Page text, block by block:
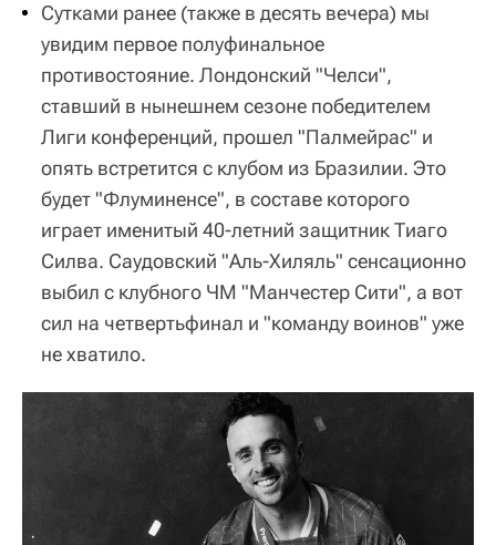
Сутками ранее (также в десять вечера) мы
увидим первое полуфинальное
противостояние. Лондонский "Челси",
ставший в нынешнем сезоне победителем
Лиги конференций, прошел "Палмейрас" и
опять встретится с клубом из Бразилии. Это
будет "Флуминенсе", в составе которого
играет именитый 40-летний защитник Тиаго
Силва. Саудовский "Аль-Хиляль" сенсационно
выбил с клубного ЧМ "Манчестер Сити", а вот
сил на четвертьфинал и "команду воинов" уже
не хватило.